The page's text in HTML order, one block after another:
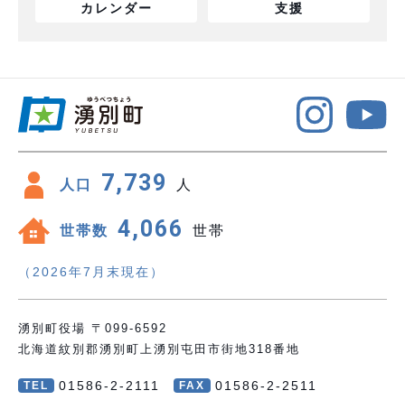
カレンダー
支援
人口 7,739 人
世帯数 4,066 世帯
（2026年7月末現在）
湧別町役場 〒099-6592
北海道紋別郡湧別町上湧別屯田市街地318番地
TEL 01586-2-2111 FAX 01586-2-2511